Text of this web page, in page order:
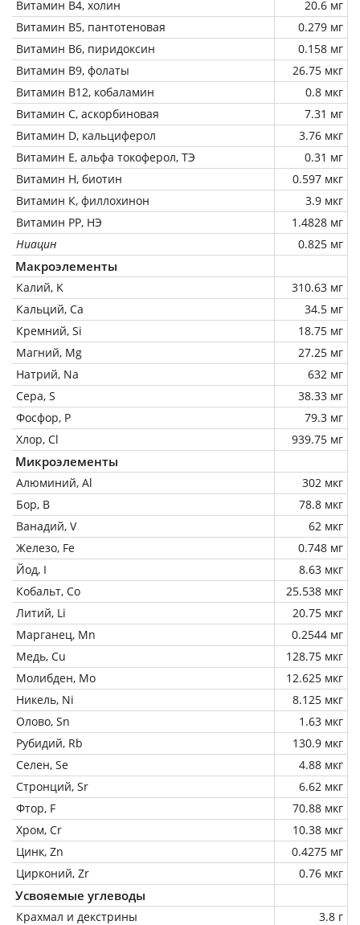
Витамин В4, холин
20.6 мг
Витамин В5, пантотеновая
0.279 мг
Витамин В6, пиридоксин
0.158 мг
Витамин В9, фолаты
26.75 мкг
Витамин В12, кобаламин
0.8 мкг
Витамин C, аскорбиновая
7.31 мг
Витамин D, кальциферол
3.76 мкг
Витамин Е, альфа токоферол, ТЭ
0.31 мг
Витамин Н, биотин
0.597 мкг
Витамин К, филлохинон
3.9 мкг
Витамин РР, НЭ
1.4828 мг
Ниацин
0.825 мг
Макроэлементы
Калий, K
310.63 мг
Кальций, Ca
34.5 мг
Кремний, Si
18.75 мг
Магний, Mg
27.25 мг
Натрий, Na
632 мг
Сера, S
38.33 мг
Фосфор, P
79.3 мг
Хлор, Cl
939.75 мг
Микроэлементы
Алюминий, Al
302 мкг
Бор, B
78.8 мкг
Ванадий, V
62 мкг
Железо, Fe
0.748 мг
Йод, I
8.63 мкг
Кобальт, Co
25.538 мкг
Литий, Li
20.75 мкг
Марганец, Mn
0.2544 мг
Медь, Cu
128.75 мкг
Молибден, Mo
12.625 мкг
Никель, Ni
8.125 мкг
Олово, Sn
1.63 мкг
Рубидий, Rb
130.9 мкг
Селен, Se
4.88 мкг
Стронций, Sr
6.62 мкг
Фтор, F
70.88 мкг
Хром, Cr
10.38 мкг
Цинк, Zn
0.4275 мг
Цирконий, Zr
0.76 мкг
Усвояемые углеводы
Крахмал и декстрины
3.8 г